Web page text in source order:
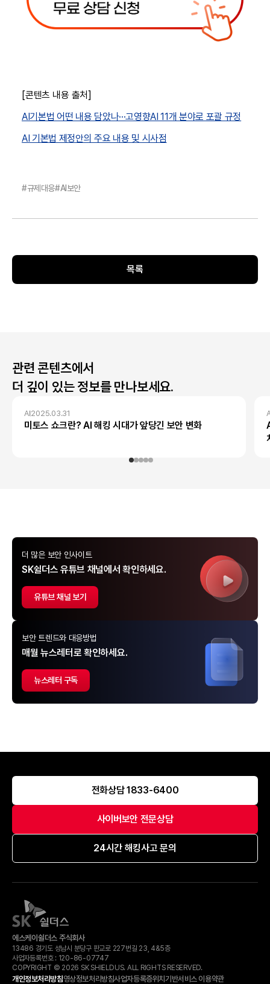
[콘텐츠 내용 출처]
AI기본법 어떤 내용 담았나···고영향AI 11개 분야로 포괄 규정
AI 기본법 제정안의 주요 내용 및 시사점
#규제대응#AI보안
목록
관련 콘텐츠에서
더 깊이 있는 정보를 만나보세요.
AI2025.03.31
미토스 쇼크란? AI 해킹 시대가 앞당긴 보안 변화
더 많은 보안 인사이트
SK쉴더스 유튜브 채널에서 확인하세요.
유튜브 채널 보기
보안 트렌드와 대응방법
매월 뉴스레터로 확인하세요.
뉴스레터 구독
전화상담 1833-6400
사이버보안 전문상담
24시간 해킹사고 문의
에스케이쉴더스 주식회사
13486 경기도 성남시 분당구 판교로 227번길 23, 4&5층
사업자등록번호 : 120-​86-​07747
COPYRIGHT © 2026 SK SHIELDUS. ALL RIGHTS RESERVED.
개인정보처리방침영상정보처리방침사업자등록증위치기반서비스 이용약관